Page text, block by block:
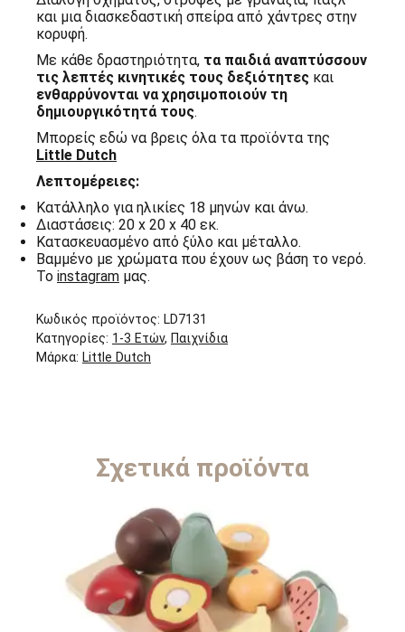
και μια διασκεδαστική σπείρα από χάντρες στην
κορυφή.
Με κάθε δραστηριότητα, τα παιδιά αναπτύσσουν
τις λεπτές κινητικές τους δεξιότητες και
ενθαρρύνονται να χρησιμοποιούν τη
δημιουργικότητά τους.
Μπορείς εδώ να βρεις όλα τα προϊόντα της
Little Dutch
Λεπτομέρειες:
Κατάλληλο για ηλικίες 18 μηνών και άνω.
Διαστάσεις: 20 x 20 x 40 εκ.
Κατασκευασμένο από ξύλο και μέταλλο.
Βαμμένο με χρώματα που έχουν ως βάση το νερό.
Το instagram μας.
Κωδικός προϊόντος: LD7131
Κατηγορίες: 1-3 Ετών, Παιχνίδια
Μάρκα: Little Dutch
Σχετικά προϊόντα